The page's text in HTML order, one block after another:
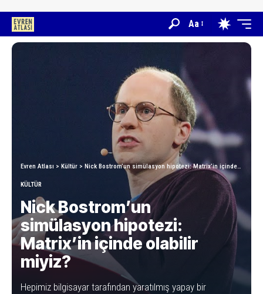
Aa
Evren Atlası > Kültür > Nick Bostrom’un simülasyon hipotezi: Matrix’in içinde olabilir miyiz?
KÜLTÜR
Nick Bostrom’un
simülasyon hipotezi:
Matrix’in içinde olabilir
miyiz?
Hepimiz bilgisayar tarafından yaratılmış yapay bir